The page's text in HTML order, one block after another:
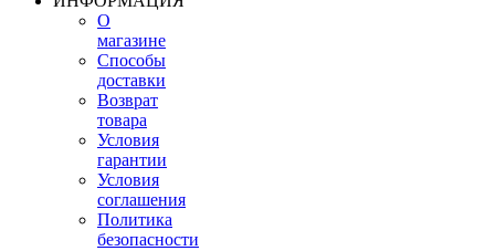
О
магазине
Способы
доставки
Возврат
товара
Условия
гарантии
Условия
соглашения
Политика
безопасности